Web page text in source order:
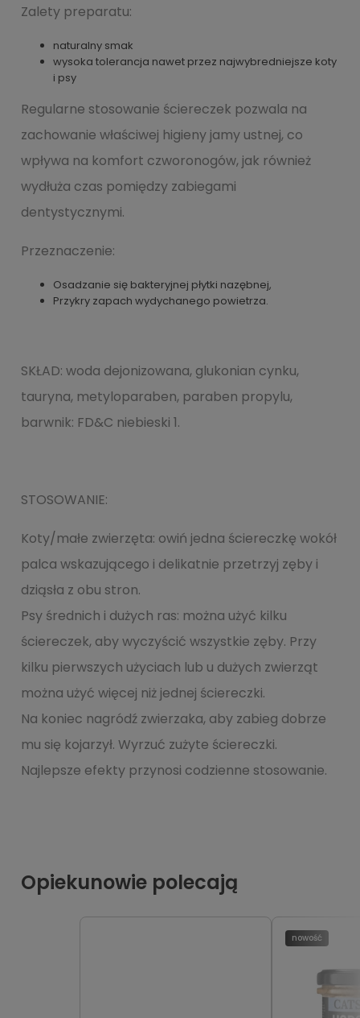
Zalety preparatu:
naturalny smak
wysoka tolerancja nawet przez najwybredniejsze koty
i psy
Regularne stosowanie ściereczek pozwala na
zachowanie właściwej higieny jamy ustnej, co
wpływa na komfort czworonogów, jak również
wydłuża czas pomiędzy zabiegami
dentystycznymi.
Przeznaczenie:
Osadzanie się bakteryjnej płytki nazębnej,
Przykry zapach wydychanego powietrza.
SKŁAD: woda dejonizowana, glukonian cynku,
tauryna, metyloparaben, paraben propylu,
barwnik: FD&C niebieski 1.
STOSOWANIE:
Koty/małe zwierzęta: owiń jedna ściereczkę wokół
palca wskazującego i delikatnie przetrzyj zęby i
dziąsła z obu stron.
Psy średnich i dużych ras: można użyć kilku
ściereczek, aby wyczyścić wszystkie zęby. Przy
kilku pierwszych użyciach lub u dużych zwierząt
można użyć więcej niż jednej ściereczki.
Na koniec nagródź zwierzaka, aby zabieg dobrze
mu się kojarzył. Wyrzuć zużyte ściereczki.
Najlepsze efekty przynosi codzienne stosowanie.
Opiekunowie polecają
nowość